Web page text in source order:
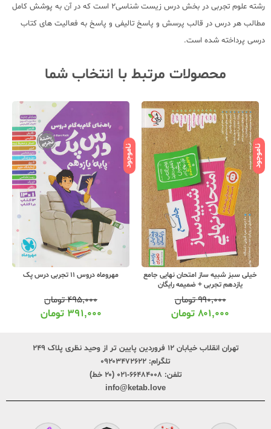
رشته علوم تجربی در بخش درس زیست شناسی2 است که در آن به پوشش کامل
مطالب هر درس در قالب پرسش و پاسخ تالیفی و پاسخ به فعالیت های کتاب
درسی پرداخته شده است.
محصولات مرتبط با انتخاب شما
ناموجود
خیلی سبز شبیه ساز امتحان نهایی جامع
یازدهم تجربی + ضمیمه رایگان
۹۹۰,۰۰۰تومان
۸۰۱,۰۰۰ تومان
ناموجود
مهروماه دروس 11 تجربی درس پک
۴۹۵,۰۰۰تومان
۳۹۱,۰۰۰ تومان
تهران انقلاب خیابان ۱۲ فروردین پایین تر از وحید نظری پلاک ۲۴۹
تلگرام: ۰۹۲۰۳۴۷۲۶۲۲
تلفن: ۶۶۴۸۴۰۰۸-۰۲۱ (۲۰ خط)
info@ketab.love